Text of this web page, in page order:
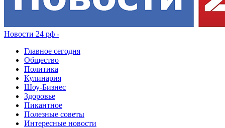
Новости 24 рф -
Главное сегодня
Общество
Политика
Кулинария
Шоу-Бизнес
Здоровье
Пикантное
Полезные советы
Интересные новости